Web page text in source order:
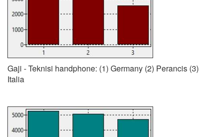
Gaji - Teknisi handphone: (1) Germany (2) Perancis (3)
Italia